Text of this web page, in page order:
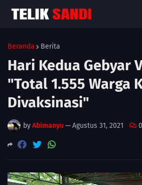
Beranda Berita
Hari Kedua Gebyar
"Total 1.555 Warga
Divaksinasi"
byAbimanyu —Agustus 31, 2021 0